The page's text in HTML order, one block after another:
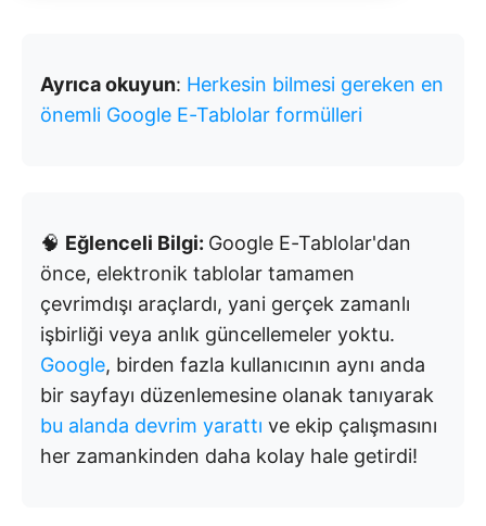
Ayrıca okuyun: Herkesin bilmesi gereken en
önemli Google E-Tablolar formülleri
🧠 Eğlenceli Bilgi: Google E-Tablolar'dan
önce, elektronik tablolar tamamen
çevrimdışı araçlardı, yani gerçek zamanlı
işbirliği veya anlık güncellemeler yoktu.
Google, birden fazla kullanıcının aynı anda
bir sayfayı düzenlemesine olanak tanıyarak
bu alanda devrim yarattı ve ekip çalışmasını
her zamankinden daha kolay hale getirdi!